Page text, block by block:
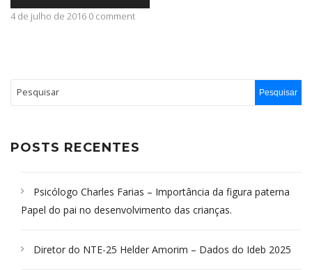
áudio
4 de julho de 2016 0 comment
POSTS RECENTES
Psicólogo Charles Farias – Importância da figura paterna
Papel do pai no desenvolvimento das crianças.
Diretor do NTE-25 Helder Amorim – Dados do Ideb 2025